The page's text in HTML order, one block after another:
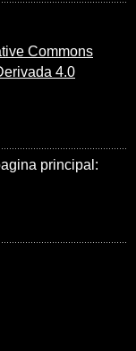
Commons
4.0
principal: